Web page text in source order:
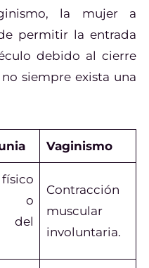
la mujer a
permitir la entrada
debido al cierre
siempre exista una
Vaginismo
o
del
Contracción
muscular
involuntaria.